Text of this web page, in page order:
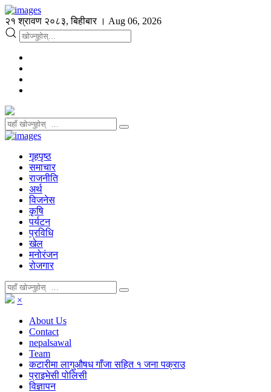
२१ श्रावण २०८३, बिहीबार । Aug 06, 2026
गृहपृष्ठ
समाचार
राजनीति
अर्थ
विजनेस
कृषि
पर्यटन
प्रविधि
खेल
मनोरंजन
रोजगार
×
About Us
Contact
nepalsawal
Team
कटारीमा लागुऔषध गाँजा सहित १ जना पक्राउ
प्राइभेसी पोलिसी
विज्ञापन